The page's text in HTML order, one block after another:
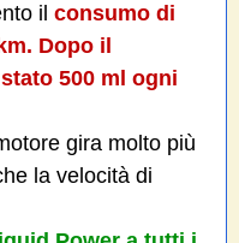
il consumo di
Dopo il
500 ml ogni
gira molto più
la velocità di